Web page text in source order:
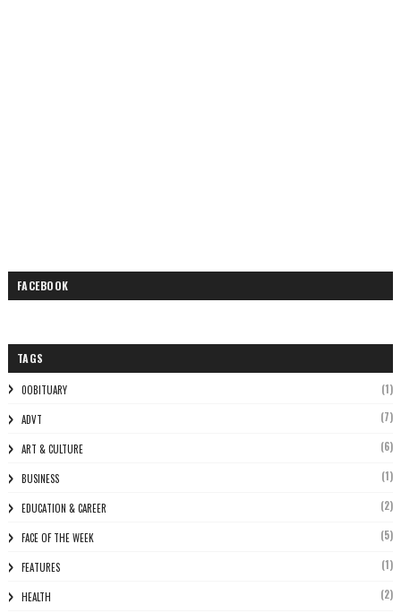
FACEBOOK
TAGS
0OBITUARY (1)
ADVT (7)
ART & CULTURE (6)
BUSINESS (1)
EDUCATION & CAREER (2)
FACE OF THE WEEK (5)
FEATURES (1)
HEALTH (2)